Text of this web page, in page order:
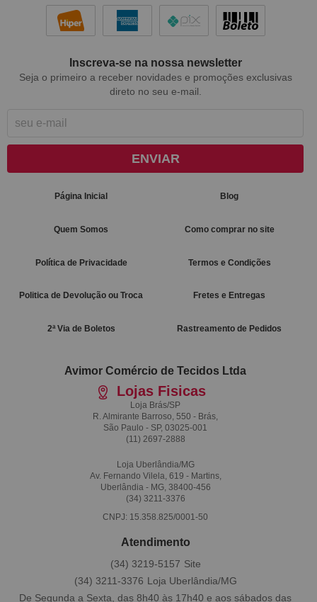
Inscreva-se na nossa newsletter
Seja o primeiro a receber novidades e promoções exclusivas
direto no seu e-mail.
ENVIAR
Página Inicial Blog
Quem Somos Como comprar no site
Política de Privacidade Termos e Condições
Politica de Devolução ou Troca Fretes e Entregas
2ª Via de Boletos Rastreamento de Pedidos
Avimor Comércio de Tecidos Ltda
Lojas Fisicas
Loja Brás/SP
R. Almirante Barroso, 550 - Brás,
São Paulo - SP, 03025-001
(11) 2697-2888
Loja Uberlândia/MG
Av. Fernando Vilela, 619 - Martins,
Uberlândia - MG, 38400-456
(34) 3211-3376
CNPJ: 15.358.825/0001-50
Atendimento
(34) 3211-3376
(34) 3219-5157
De Segunda a Sexta, das 8h40 às 17h40 e aos sábados das